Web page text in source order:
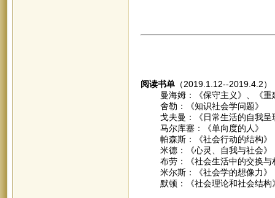
阅读书单（2019.1.12--2019.4.2）
曼海姆：《保守主义》、《重
舍勒：《知识社会学问题》
戈夫曼：《日常生活的自我呈
马尔库塞：《单向度的人》
帕森斯：《社会行动的结构》
米德：《心灵、自我与社会》
布劳：《社会生活中的交换与
米尔斯：《社会学的想像力》
默顿：《社会理论和社会结构